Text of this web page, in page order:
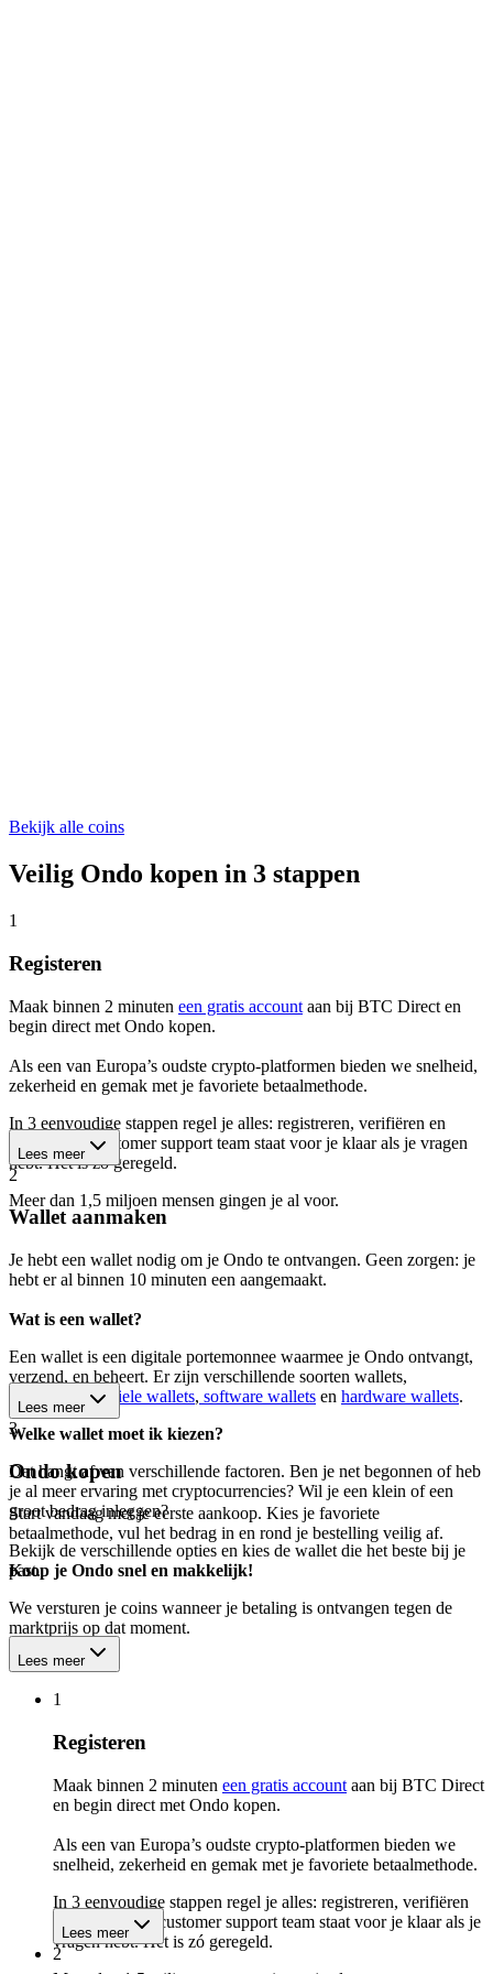
Bekijk alle coins
Veilig Ondo kopen in 3 stappen
1
Registeren
Maak binnen 2 minuten een gratis account aan bij BTC Direct en
begin direct met Ondo kopen.
Als een van Europa’s oudste crypto-platformen bieden we snelheid,
zekerheid en gemak met je favoriete betaalmethode.
In 3 eenvoudige stappen regel je alles: registreren, verifiëren en
kopen. Ons customer support team staat voor je klaar als je vragen
hebt. Het is zó geregeld.
Meer dan 1,5 miljoen mensen gingen je al voor.
Lees meer
2
Wallet aanmaken
Je hebt een wallet nodig om je Ondo te ontvangen. Geen zorgen: je
hebt er al binnen 10 minuten een aangemaakt.
Wat is een wallet?
Een wallet is een digitale portemonnee waarmee je Ondo ontvangt,
verzend, en beheert. Er zijn verschillende soorten wallets,
mobiele wallets, software wallets en hardware wallets.
Welke wallet moet ik kiezen?
Dat hangt af van verschillende factoren. Ben je net begonnen of heb
je al meer ervaring met cryptocurrencies? Wil je een klein of een
groot bedrag inleggen?
Bekijk de verschillende opties en kies de wallet die het beste bij je
past.
Lees meer
3
Ondo kopen
Start vandaag met je eerste aankoop. Kies je favoriete
betaalmethode, vul het bedrag in en rond je bestelling veilig af.
Koop je Ondo snel en makkelijk!
We versturen je coins wanneer je betaling is ontvangen tegen de
marktprijs op dat moment.
Lees meer
1
Registeren
Maak binnen 2 minuten een gratis account aan bij BTC Direct
en begin direct met Ondo kopen.
Als een van Europa’s oudste crypto-platformen bieden we
snelheid, zekerheid en gemak met je favoriete betaalmethode.
In 3 eenvoudige stappen regel je alles: registreren, verifiëren
en kopen. Ons customer support team staat voor je klaar als je
vragen hebt. Het is zó geregeld.
Lees meer
2